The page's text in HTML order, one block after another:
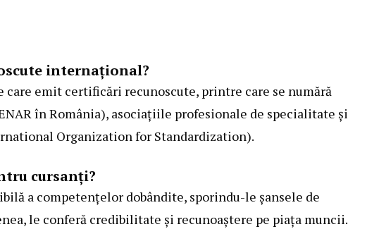
internațional?
emit certificări recunoscute, printre care se numără
în România), asociațiile profesionale de specialitate și
Organization for Standardization).
cursanți?
a competențelor dobândite, sporindu-le șansele de
le conferă credibilitate și recunoaștere pe piața muncii.